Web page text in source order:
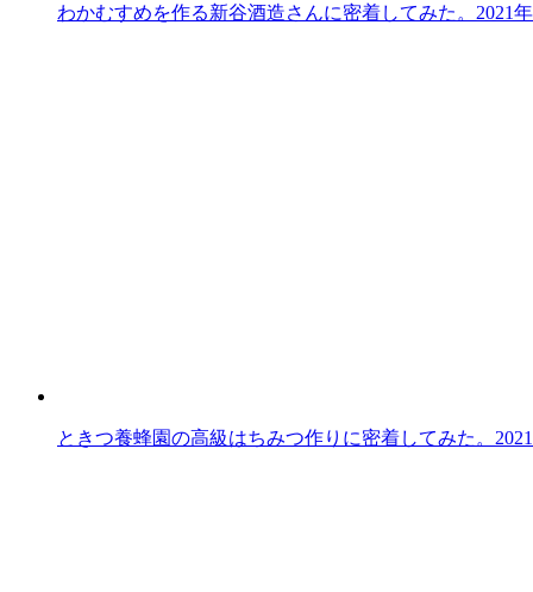
わかむすめを作る新谷酒造さんに密着してみた。 2021
ときつ養蜂園の高級はちみつ作りに密着してみた。